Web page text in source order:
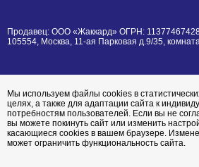
Продавец: ООО «Жаккард» ОГРН:
105554, Москва, 11-ая Парковая д.9/35,
Мы используем файлы cookies в
целях, а также для адаптации сайта к
потребностям пользователей. Если вы не
вы можете покинуть сайт или изменить
касающиеся cookies в вашем браузере.
может ограничить функциональность сайта.